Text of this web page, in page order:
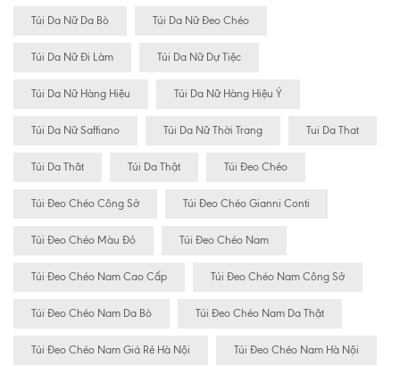
Túi Da Nữ Da Bò Túi Da Nữ Đeo Chéo
Túi Da Nữ Đi Làm Túi Da Nữ Dự Tiệc
Túi Da Nữ Hàng Hiệu Túi Da Nữ Hàng Hiệu Ý
Túi Da Nữ Saffiano Túi Da Nữ Thời Trang Tui Da That
Túi Da Thât Túi Da Thật Túi Đeo Chéo
Túi Đeo Chéo Công Sở Túi Đeo Chéo Gianni Conti
Túi Đeo Chéo Màu Đỏ Túi Đeo Chéo Nam
Túi Đeo Chéo Nam Cao Cấp Túi Đeo Chéo Nam Công Sở
Túi Đeo Chéo Nam Da Bò Túi Đeo Chéo Nam Da Thật
Túi Đeo Chéo Nam Giá Rẻ Hà Nội Túi Đeo Chéo Nam Hà Nội